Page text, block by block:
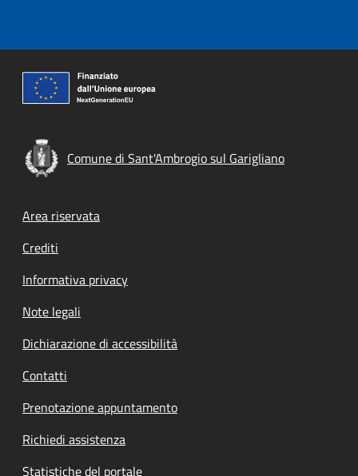
Comune di Sant'Ambrogio sul Garigliano
Footer menu
Area riservata
Crediti
Informativa privacy
Note legali
Dichiarazione di accessibilità
Contatti
Prenotazione appuntamento
Richiedi assistenza
Statistiche del portale